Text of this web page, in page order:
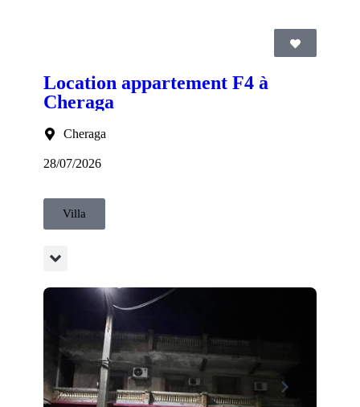
Location appartement F4 à
Cheraga
Cheraga
28/07/2026
Villa